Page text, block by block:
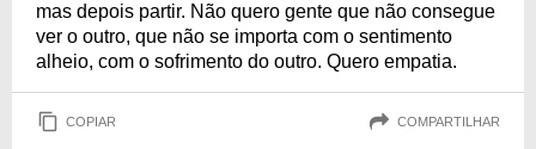
mas depois partir. Não quero gente que não consegue
ver o outro, que não se importa com o sentimento
alheio, com o sofrimento do outro. Quero empatia.
COPIAR COMPARTILHAR